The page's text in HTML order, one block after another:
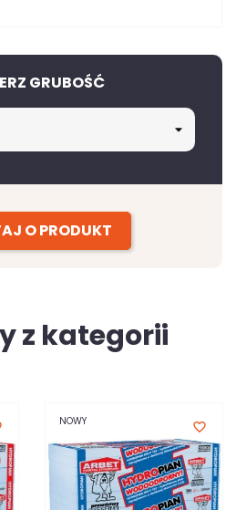
GRUBOŚĆ
O PRODUKT
z kategorii
NOWY favorite_border